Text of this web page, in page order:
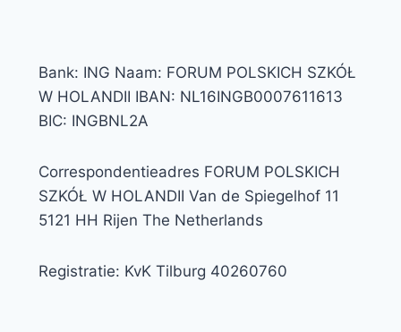
Bank: ING Naam: FORUM POLSKICH SZKÓŁ
W HOLANDII IBAN: NL16INGB0007611613
BIC: INGBNL2A
Correspondentieadres FORUM POLSKICH
SZKÓŁ W HOLANDII Van de Spiegelhof 11
5121 HH Rijen The Netherlands
Registratie: KvK Tilburg 40260760